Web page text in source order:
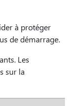
à protéger
de démarrage.
Les
sur la